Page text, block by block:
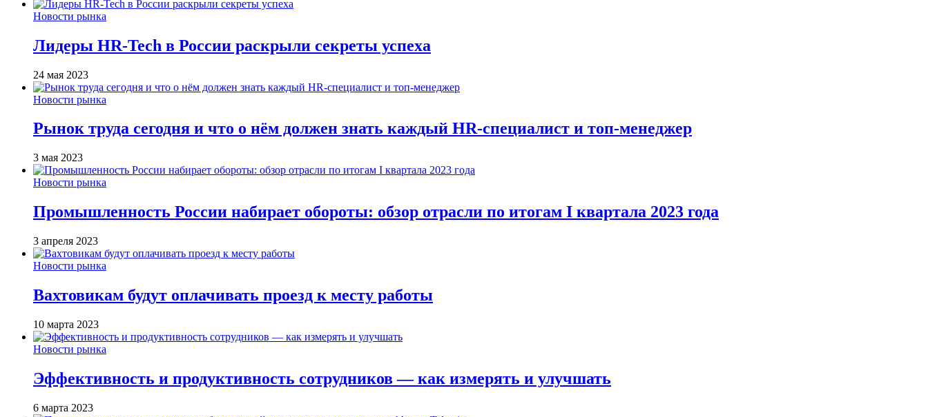
Новости рынка
Лидеры HR-Tech в России раскрыли секреты успеха
24 мая 2023
Новости рынка
Рынок труда сегодня и что о нём должен знать каждый HR-специалист и топ-менеджер
3 мая 2023
Новости рынка
Промышленность России набирает обороты: обзор отрасли по итогам I квартала 2023 года
3 апреля 2023
Новости рынка
Вахтовикам будут оплачивать проезд к месту работы
10 марта 2023
Новости рынка
Эффективность и продуктивность сотрудников — как измерять и улучшать
6 марта 2023